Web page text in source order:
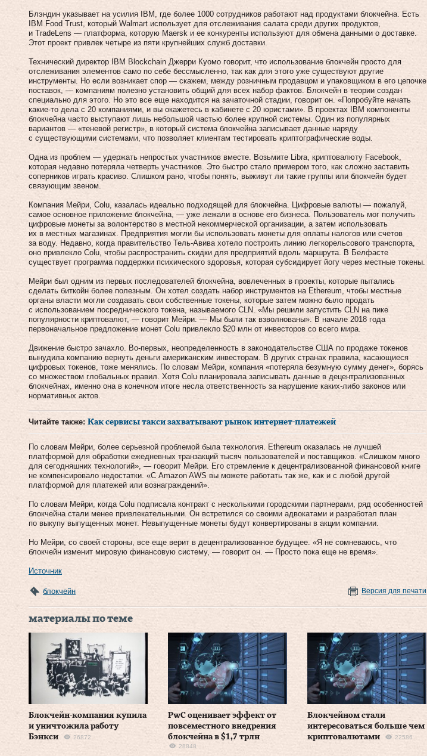
Блэндин указывает на усилия IBM, где более 1000 сотрудников работают над продуктами блокчейна. Есть
IBM Food Trust, который Walmart использует для отслеживания салата среди других продуктов,
и TradeLens — платформа, которую Maersk и ее конкуренты используют для обмена данными о доставке.
Этот проект привлек четыре из пяти крупнейших служб доставки.
Технический директор IBM Blockchain Джерри Куомо говорит, что использование блокчейн просто для
отслеживания элементов само по себе бессмысленно, так как для этого уже существуют другие
инструменты. Но если возникает спор — скажем, между розничным продавцом и упаковщиком в его цепочке
поставок, — компаниям полезно установить общий для всех набор фактов. Блокчейн в теории создан
специально для этого. Но это все еще находится на зачаточной стадии, говорит он. «Попробуйте начать
какие-то дела с 20 компаниями, и вы окажетесь в кабинете с 20 юристами». В проектах IBM компоненты
блокчейна часто выступают лишь небольшой частью более крупной системы. Один из популярных
вариантов — «теневой регистр», в который система блокчейна записывает данные наряду
с существующими системами, что позволяет клиентам тестировать криптографические воды.
Одна из проблем — удержать непростых участников вместе. Возьмите Libra, криптовалюту Facebook,
которая недавно потеряла четверть участников. Это быстро стало примером того, как сложно заставить
соперников играть красиво. Слишком рано, чтобы понять, выживут ли такие группы или блокчейн будет
связующим звеном.
Компания Мейри, Colu, казалась идеально подходящей для блокчейна. Цифровые валюты — пожалуй,
самое основное приложение блокчейна, — уже лежали в основе его бизнеса. Пользователь мог получить
цифровые монеты за волонтерство в местной некоммерческой организации, а затем использовать
их в местных магазинах. Предприятия могли бы использовать монеты для оплаты налогов или счетов
за воду. Недавно, когда правительство Тель-Авива хотело построить линию легкорельсового транспорта,
оно привлекло Colu, чтобы распространить скидки для предприятий вдоль маршрута. В Белфасте
существует программа поддержки психического здоровья, которая субсидирует йогу через местные токены.
Мейри был одним из первых последователей блокчейна, вовлеченных в проекты, которые пытались
сделать биткойн более полезным. Он хотел создать набор инструментов на Ethereum, чтобы местные
органы власти могли создавать свои собственные токены, которые затем можно было продать
с использованием посреднического токена, называемого CLN. «Мы решили запустить CLN на пике
популярности криптовалют, — говорит Мейри. — Мы были так взволнованы». В начале 2018 года
первоначальное предложение монет Colu привлекло $20 млн от инвесторов со всего мира.
Движение быстро зачахло. Во-первых, неопределенность в законодательстве США по продаже токенов
вынудила компанию вернуть деньги американским инвесторам. В других странах правила, касающиеся
цифровых токенов, тоже менялись. По словам Мейри, компания «потеряла безумную сумму денег», борясь
со множеством глобальных правил. Хотя Colu планировала записывать данные в децентрализованных
блокчейнах, именно она в конечном итоге несла ответственность за нарушение каких-либо законов или
нормативных актов.
Читайте также: Как сервисы такси захватывают рынок интернет-платежей
По словам Мейри, более серьезной проблемой была технология. Ethereum оказалась не лучшей
платформой для обработки ежедневных транзакций тысяч пользователей и поставщиков. «Слишком много
для сегодняшних технологий», — говорит Мейри. Его стремление к децентрализованной финансовой книге
не компенсировало недостатки. «С Amazon AWS вы можете работать так же, как и с любой другой
платформой для платежей или вознаграждений».
По словам Мейри, когда Colu подписала контракт с несколькими городскими партнерами, ряд особенностей
блокчейна стали менее привлекательными. Он встретился со своими адвокатами и разработал план
по выкупу выпущенных монет. Невыпущенные монеты будут конвертированы в акции компании.
Но Мейри, со своей стороны, все еще верит в децентрализованное будущее. «Я не сомневаюсь, что
блокчейн изменит мировую финансовую систему, — говорит он. — Просто пока еще не время».
Источник
блокчейн Версия для печати
материалы по теме
Блокчейн-компания купила
и уничтожила работу
Бэнкси
26872
PwC оценивает эффект от
повсеместного внедрения
блокчейна в $1,7 трлн
28848
Блокчейном стали
интересоваться больше чем
криптовалютами
22586